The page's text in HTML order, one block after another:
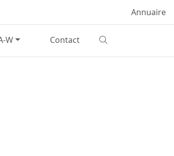
Annuaire
W Contact